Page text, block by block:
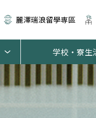
麗澤瑞浪留學専區
学校・寮生